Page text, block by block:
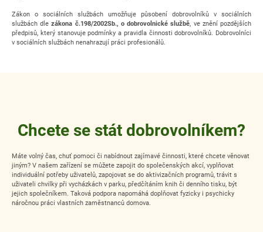
Zákon o sociálních službách umožňuje působení dobrovolníků v sociálních
službách dlezákona č.198/2002Sb., o dobrovolnické službě, ve znění pozdějších
předpisů, který stanovuje podmínky a pravidla činnosti dobrovolníků. Dobrovolníci
v sociálních službách nenahrazují práci profesionálů.
Chcete se stát dobrovolníkem?
Máte volný čas, chuť pomoci či nabídnout zajímavé činnosti, které chcete věnovat
jiným? V našem zařízení se můžete zapojit do společenských akcí, vyplňovat
individuální potřeby uživatelů, zapojovat se do aktivizačních programů, trávit s
uživateli chvilky při vycházkách v parku, předčítáním knih či denního tisku, být
jejich společníkem. Taková podpora napomáhá doplňovat fyzicky i psychicky
náročnou práci vlastních zaměstnanců domova.